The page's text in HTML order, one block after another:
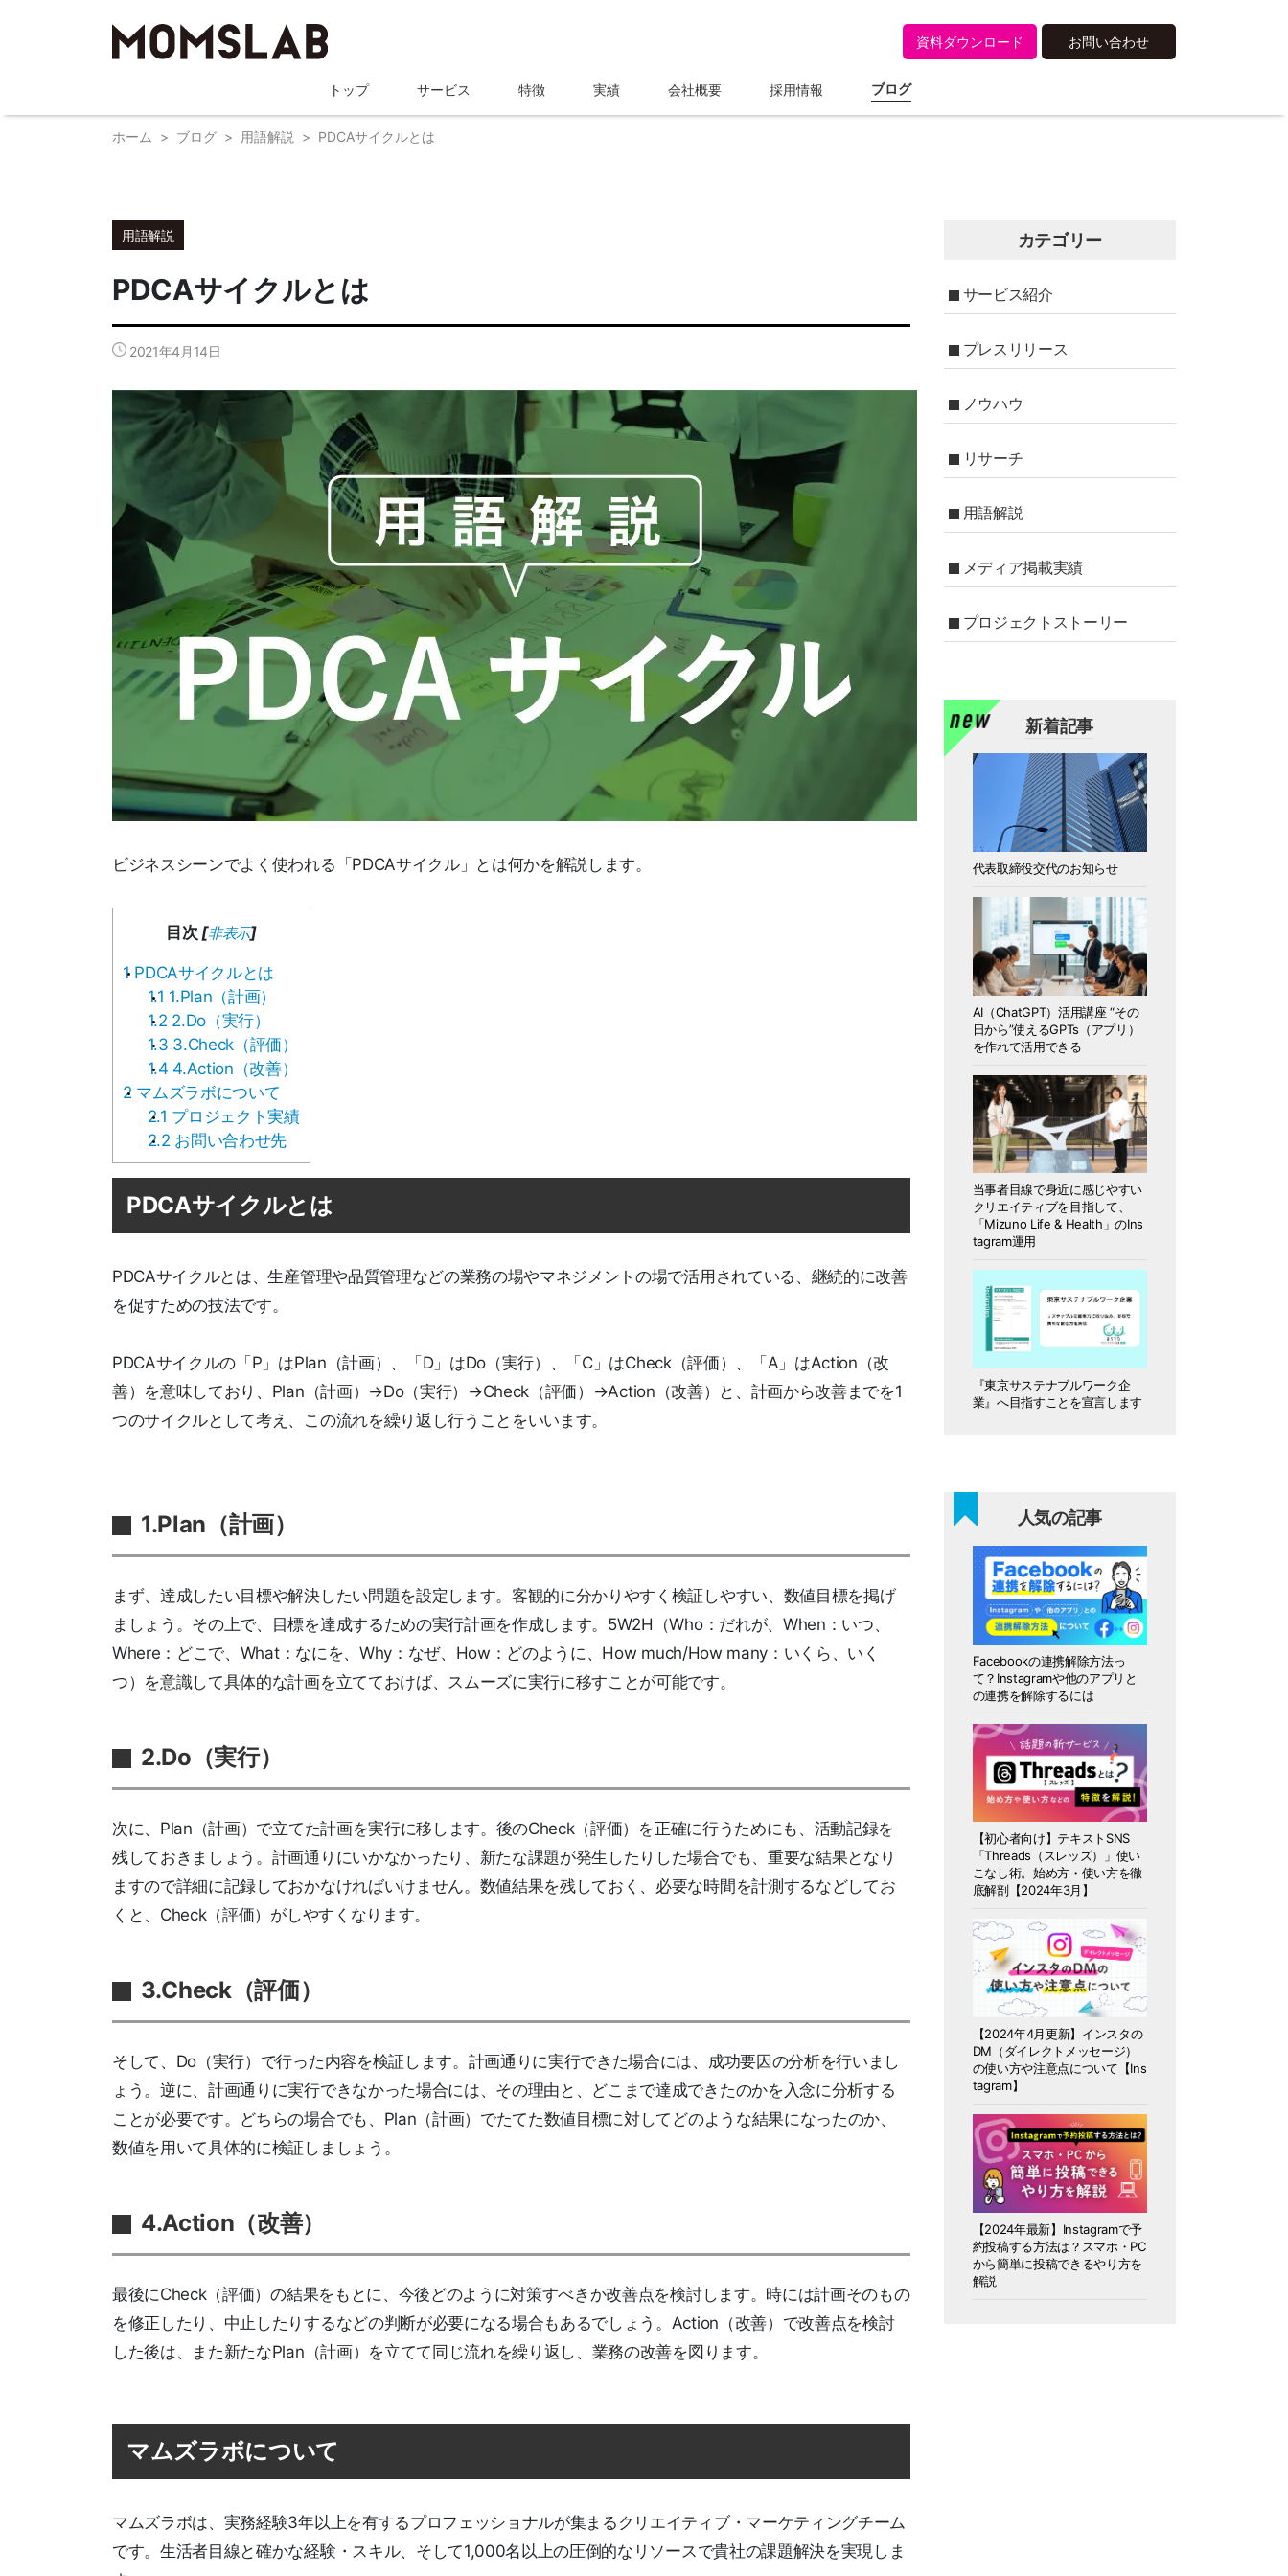
資料ダウンロード お問い合わせ
トップ サービス 特徴 実績 会社概要 採用情報 ブログ
ホーム ブログ 用語解説 PDCAサイクルとは
用語解説
PDCAサイクルとは
2021年4月14日
ビジネスシーンでよく使われる「PDCAサイクル」とは何かを解説します。
目次 [非表示]
1PDCAサイクルとは
1.1 1.Plan（計画）
1.2 2.Do（実行）
1.3 3.Check（評価）
1.4 4.Action（改善）
2 マムズラボについて
2.1 プロジェクト実績
2.2 お問い合わせ先
PDCAサイクルとは
PDCAサイクルとは、生産管理や品質管理などの業務の場やマネジメントの場で活用されている、継続的に改善
を促すための技法です。
PDCAサイクルの「P」はPlan（計画）、「D」はDo（実行）、「C」はCheck（評価）、「A」はAction（改
善）を意味しており、Plan（計画）→Do（実行）→Check（評価）→Action（改善）と、計画から改善までを1
つのサイクルとして考え、この流れを繰り返し行うことをいいます。
1.Plan（計画）
まず、達成したい目標や解決したい問題を設定します。客観的に分かりやすく検証しやすい、数値目標を掲げ
ましょう。その上で、目標を達成するための実行計画を作成します。5W2H（Who：だれが、When：いつ、
Where：どこで、What：なにを、Why：なぜ、How：どのように、How much/How many：いくら、いく
つ）を意識して具体的な計画を立てておけば、スムーズに実行に移すことが可能です。
2.Do（実行）
次に、Plan（計画）で立てた計画を実行に移します。後のCheck（評価）を正確に行うためにも、活動記録を
残しておきましょう。計画通りにいかなかったり、新たな課題が発生したりした場合でも、重要な結果となり
ますので詳細に記録しておかなければいけません。数値結果を残しておく、必要な時間を計測するなどしてお
くと、Check（評価）がしやすくなります。
3.Check（評価）
そして、Do（実行）で行った内容を検証します。計画通りに実行できた場合には、成功要因の分析を行いまし
ょう。逆に、計画通りに実行できなかった場合には、その理由と、どこまで達成できたのかを入念に分析する
ことが必要です。どちらの場合でも、Plan（計画）でたてた数値目標に対してどのような結果になったのか、
数値を用いて具体的に検証しましょう。
4.Action（改善）
最後にCheck（評価）の結果をもとに、今後どのように対策すべきか改善点を検討します。時には計画そのもの
を修正したり、中止したりするなどの判断が必要になる場合もあるでしょう。Action（改善）で改善点を検討
した後は、また新たなPlan（計画）を立てて同じ流れを繰り返し、業務の改善を図ります。
マムズラボについて
マムズラボは、実務経験3年以上を有するプロフェッショナルが集まるクリエイティブ・マーケティングチーム
です。生活者目線と確かな経験・スキル、そして1,000名以上の圧倒的なリソースで貴社の課題解決を実現しま
カテゴリー
サービス紹介
プレスリリース
ノウハウ
リサーチ
用語解説
メディア掲載実績
プロジェクトストーリー
新着記事
代表取締役交代のお知らせ
AI（ChatGPT）活用講座 “その
日から”使えるGPTs（アプリ）
を作れて活用できる
当事者目線で身近に感じやすい
クリエイティブを目指して、
「Mizuno Life & Health」のIns
tagram運用
『東京サステナブルワーク企
業』へ目指すことを宣言します
人気の記事
Facebookの連携解除方法っ
て？Instagramや他のアプリと
の連携を解除するには
【初心者向け】テキストSNS
「Threads（スレッズ）」使い
こなし術。始め方・使い方を徹
底解剖【2024年3月】
【2024年4月更新】インスタの
DM（ダイレクトメッセージ）
の使い方や注意点について【Ins
tagram】
【2024年最新】Instagramで予
約投稿する方法は？スマホ・PC
から簡単に投稿できるやり方を
解説